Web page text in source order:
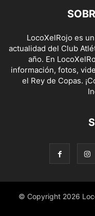
LocoXelRojo es
actualidad del Club
año. En
información, fotos,
el Rey de Copas.
© Copyright 2026